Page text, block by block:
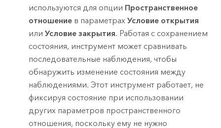
используются для опции Пространственное
отношение в параметрахУсловие открытия
илиУсловие закрытия. Работая с сохранением
состояния, инструмент может сравнивать
последовательные наблюдения, чтобы
обнаружить изменение состояния между
наблюдениями. Этот инструмент работает, не
фиксируя состояние при использовании
других параметров пространственного
отношения, поскольку ему не нужно